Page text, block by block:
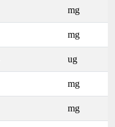
mg
mg
ug
mg
mg